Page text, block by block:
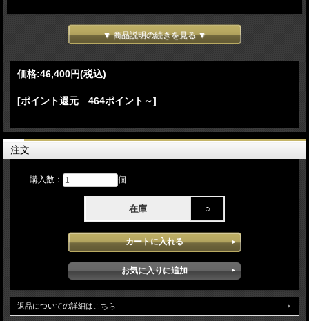
スカイスターライ
ト
満点の星、そして粉雪が舞うような美しい光の演
出
今すぐ購入
▼ 商品説明の続きを見る ▼
価格:46,400円(税込)
[ポイント還元 464ポイント～]
注文
購入数： 個
在庫 ○
返品についての詳細はこちら